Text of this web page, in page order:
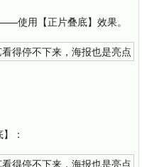
使用【正片叠底】效果。
：